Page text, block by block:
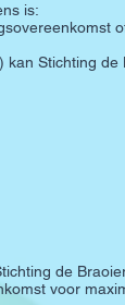
is:
Stichting
de
voor